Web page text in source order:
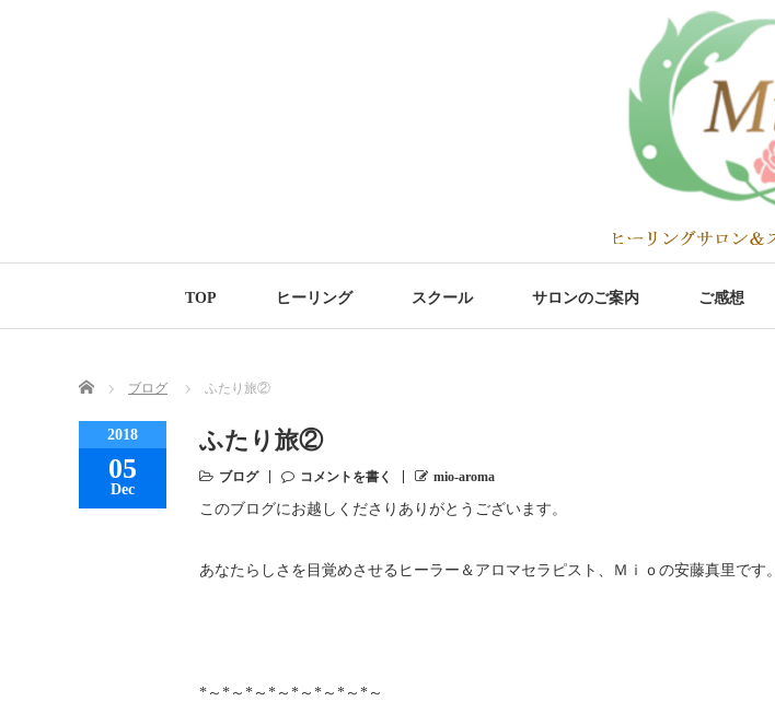
TOP ヒーリング スクール サロンのご案内 ご感想
Home ブログ ふたり旅②
2018
05
Dec
ふたり旅②
ブログ コメントを書く mio-aroma
このブログにお越しくださりありがとうございます。
あなたらしさを目覚めさせるヒーラー＆アロマセラピスト、Ｍｉｏの安藤真里です。
*～*～*～*～*～*～*～*～